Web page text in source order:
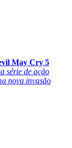
May Cry 5
série de ação
nova invasão